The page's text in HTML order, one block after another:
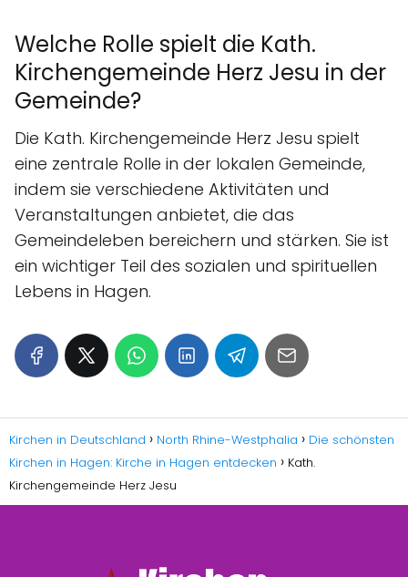
Welche Rolle spielt die Kath.
Kirchengemeinde Herz Jesu in der
Gemeinde?
Die Kath. Kirchengemeinde Herz Jesu spielt
eine zentrale Rolle in der lokalen Gemeinde,
indem sie verschiedene Aktivitäten und
Veranstaltungen anbietet, die das
Gemeindeleben bereichern und stärken. Sie ist
ein wichtiger Teil des sozialen und spirituellen
Lebens in Hagen.
Kirchen in Deutschland North Rhine-Westphalia
Die schönsten
Kirchen in Hagen: Kirche in Hagen entdecken
Kath.
Kirchengemeinde Herz Jesu